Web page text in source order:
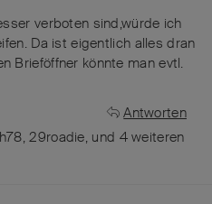
verboten sind,würde ich
Da ist eigentlich alles dran
Brieföffner könnte man evtl.
Antworten
,29roadie, und 4weiteren